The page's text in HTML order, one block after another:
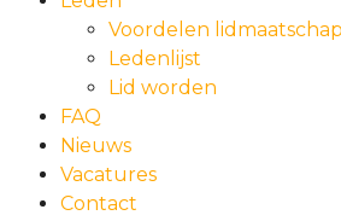
Voordelen lidmaatschap
Ledenlijst
Lid worden
FAQ
Nieuws
Vacatures
Contact